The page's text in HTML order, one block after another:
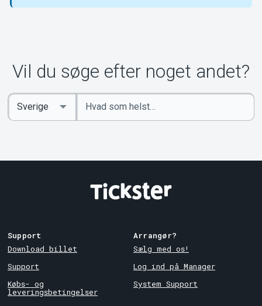
Vil du søge efter noget andet?
Indtast
søgeord
Select
Country
Support
Download billet
Support
Købs- og
leveringsbetingelser
Arrangør?
Sælg med os!
Log ind på Manager
System Support